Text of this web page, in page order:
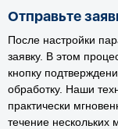
Отправьте
После настройки
заявку. В этом
кнопку
обработку. Наши
практически
течение нескольких